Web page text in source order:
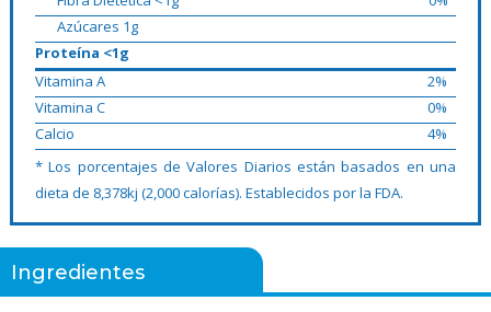
Azúcares 1g
Proteína <1g
Vitamina A
2%
Vitamina C
0%
Calcio
4%
* Los porcentajes de Valores Diarios están basados en una
dieta de 8,378kj (2,000 calorías). Establecidos por la FDA.
Ingredientes